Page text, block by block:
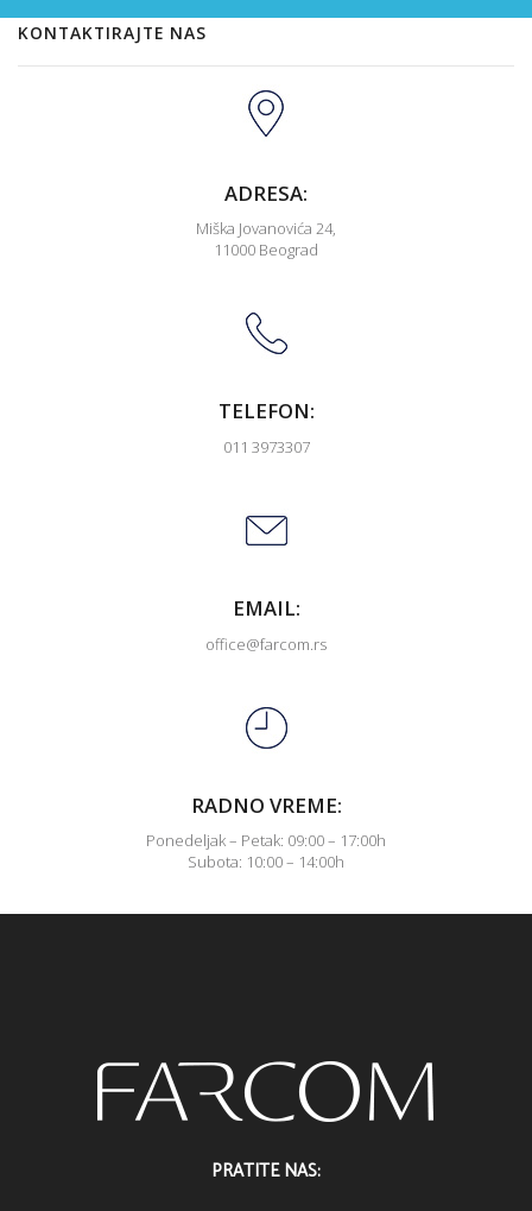
KONTAKTIRAJTE NAS
ADRESA:
Miška Jovanovića 24,
11000 Beograd
TELEFON:
011 3973307
EMAIL:
office@farcom.rs
RADNO VREME:
Ponedeljak – Petak: 09:00 – 17:00h
Subota: 10:00 – 14:00h
PRATITE NAS: